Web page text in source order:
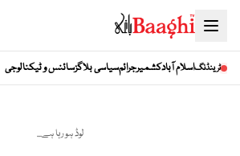
ٹرینڈنگاسلام آبادکشمیرجرائمسیاسی بلاگزسائنس و ٹیکنالوجی
لوڈ ہو رہا ہے...